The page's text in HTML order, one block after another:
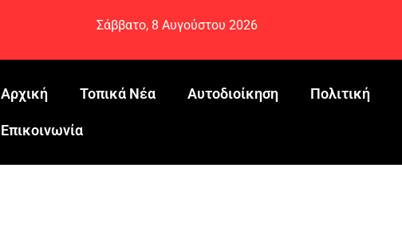
Σάββατο, 8 Αυγούστου 2026
Αρχική Τοπικά Νέα Αυτοδιοίκηση Πολιτική
Eπικοινωνία